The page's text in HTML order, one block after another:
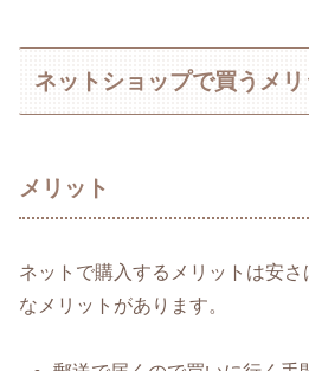
ネットショップで買うメ
メリット
ネットで購入するメリットは安
なメリットがあります。